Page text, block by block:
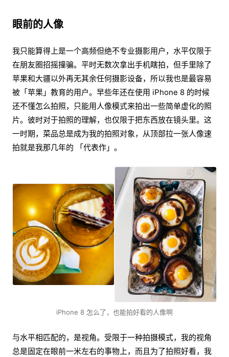
眼前的人像
我只能算得上是一个高频但绝不专业摄影用户，水平仅限于
在朋友圈招摇撞骗。平时无数次拿出手机瞎拍，但手里除了
苹果和大疆以外再无其余任何摄影设备，所以我也是最容易
被「苹果」教育的用户。早些年还在使用 iPhone 8 的时候
还不懂怎么拍照，只能用人像模式来拍出一些简单虚化的照
片。彼时对于拍照的理解，也仅限于把东西放在镜头里。这
一时期，菜品总是成为我的拍照对象，从顶部拉一张人像速
拍就是我那几年的 「代表作」。
iPhone 8 怎么了，也能拍好看的人像啊
与水平相匹配的，是视角。受限于一种拍摄模式，我的视角
总是固定在眼前一米左右的事物上，而且为了拍照好看，我